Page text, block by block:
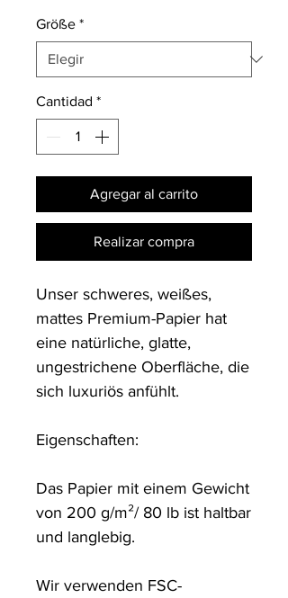
Größe *
Cantidad *
Agregar al carrito
Realizar compra
Unser schweres, weißes,
mattes Premium-Papier hat
eine natürliche, glatte,
ungestrichene Oberfläche, die
sich luxuriös anfühlt.
Eigenschaften:
Das Papier mit einem Gewicht
von 200 g/m²/ 80 lb ist haltbar
und langlebig.
Wir verwenden FSC-